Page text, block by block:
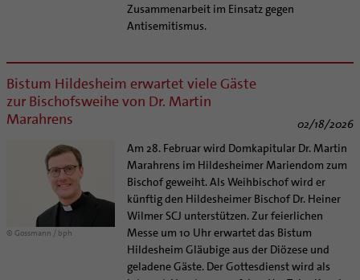
Zusammenarbeit im Einsatz gegen
Antisemitismus.
Bistum Hildesheim erwartet viele Gäste
zur Bischofsweihe von Dr. Martin
Marahrens
02/18/2026
© Gossmann / bph
Am 28. Februar wird Domkapitular Dr. Martin
Marahrens im Hildesheimer Mariendom zum
Bischof geweiht. Als Weihbischof wird er
künftig den Hildesheimer Bischof Dr. Heiner
Wilmer SCJ unterstützen. Zur feierlichen
Messe um 10 Uhr erwartet das Bistum
Hildesheim Gläubige aus der Diözese und
geladene Gäste. Der Gottesdienst wird als